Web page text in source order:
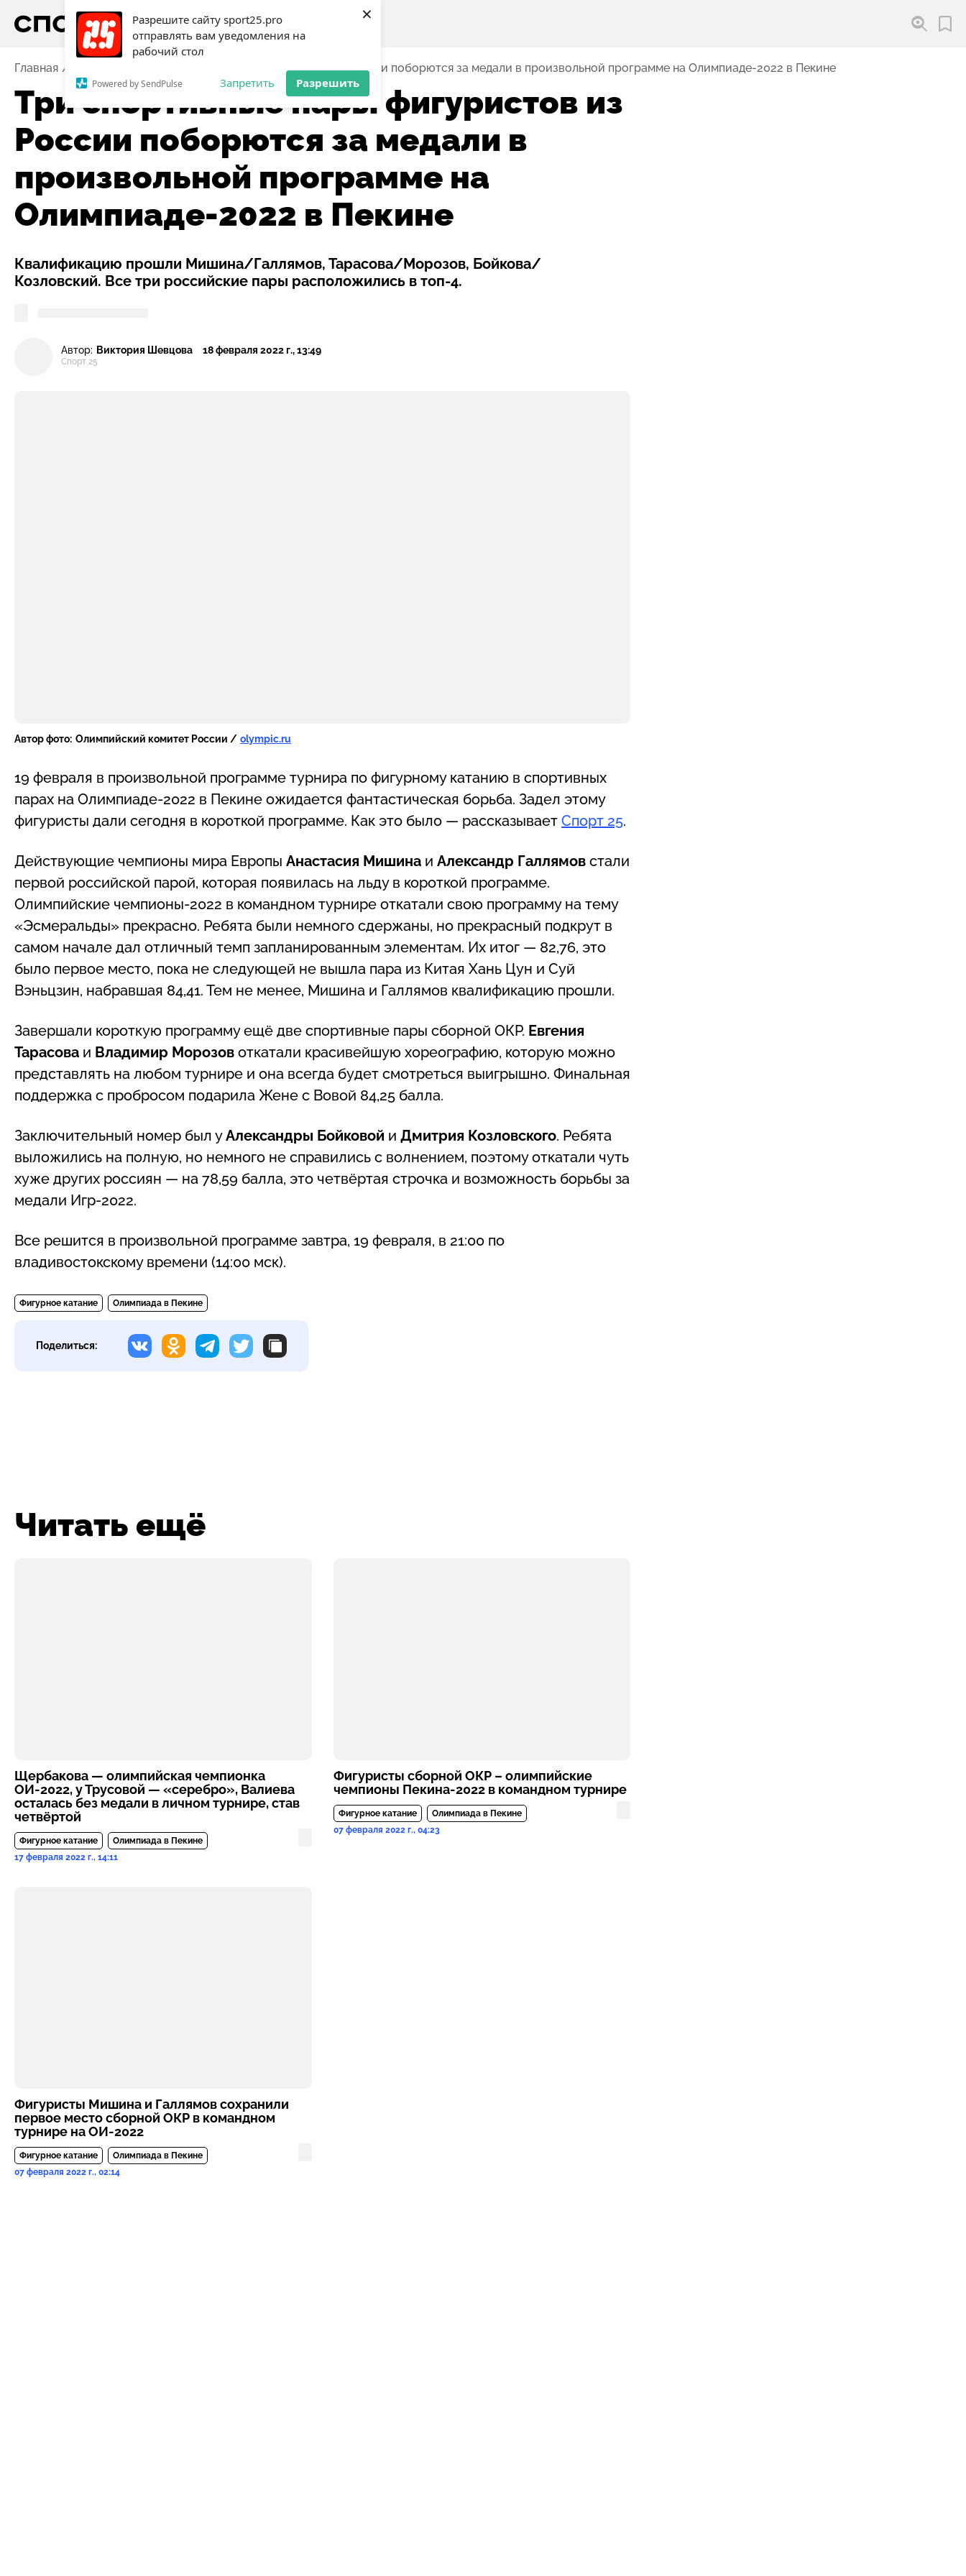
Разрешите сайту sport25.pro
отправлять вам уведомления на
рабочий стол
Powered by SendPulse Запретить Разрешить
×
Главная Три спортивные пары фигуристов из России поборются за медали в произвольной программе на Олимпиаде-2022 в Пекине
Три спортивные пары фигуристов из
России поборются за медали в
произвольной программе на
Олимпиаде-2022 в Пекине
Квалификацию прошли Мишина/Галлямов, Тарасова/Морозов, Бойкова/
Козловский. Все три российские пары расположились в топ-4.
Автор: Виктория Шевцова
Спорт 25
18 февраля 2022 г., 13:49
Автор фото: Олимпийский комитет России / olympic.ru
19 февраля в произвольной программе турнира по фигурному катанию в спортивных
парах на Олимпиаде-2022 в Пекине ожидается фантастическая борьба. Задел этому
фигуристы дали сегодня в короткой программе. Как это было — рассказывает Спорт 25.
Действующие чемпионы мира Европы Анастасия Мишина и Александр Галлямов стали
первой российской парой, которая появилась на льду в короткой программе.
Олимпийские чемпионы-2022 в командном турнире откатали свою программу на тему
«Эсмеральды» прекрасно. Ребята были немного сдержаны, но прекрасный подкрут в
самом начале дал отличный темп запланированным элементам. Их итог — 82,76, это
было первое место, пока не следующей не вышла пара из Китая Хань Цун и Суй
Вэньцзин, набравшая 84,41. Тем не менее, Мишина и Галлямов квалификацию прошли.
Завершали короткую программу ещё две спортивные пары сборной ОКР. Евгения
Тарасова и Владимир Морозов откатали красивейшую хореографию, которую можно
представлять на любом турнире и она всегда будет смотреться выигрышно. Финальная
поддержка с пробросом подарила Жене с Вовой 84,25 балла.
Заключительный номер был уАлександры Бойковой и Дмитрия Козловского. Ребята
выложились на полную, но немного не справились с волнением, поэтому откатали чуть
хуже других россиян — на 78,59 балла, это четвёртая строчка и возможность борьбы за
медали Игр-2022.
Все решится в произвольной программе завтра, 19 февраля, в 21:00 по
владивостокскому времени (14:00 мск).
Фигурное катание Олимпиада в Пекине
Поделиться:
Читать ещё
Щербакова — олимпийская чемпионка
ОИ-2022, у Трусовой — «серебро», Валиева
осталась без медали в личном турнире, став
четвёртой
Фигурное катание
Олимпиада в Пекине
17 февраля 2022 г., 14:11
Фигуристы сборной ОКР – олимпийские
чемпионы Пекина-2022 в командном турнире
Фигурное катание
Олимпиада в Пекине
07 февраля 2022 г., 04:23
Фигуристы Мишина и Галлямов сохранили
первое место сборной ОКР в командном
турнире на ОИ-2022
Фигурное катание
Олимпиада в Пекине
07 февраля 2022 г., 02:14